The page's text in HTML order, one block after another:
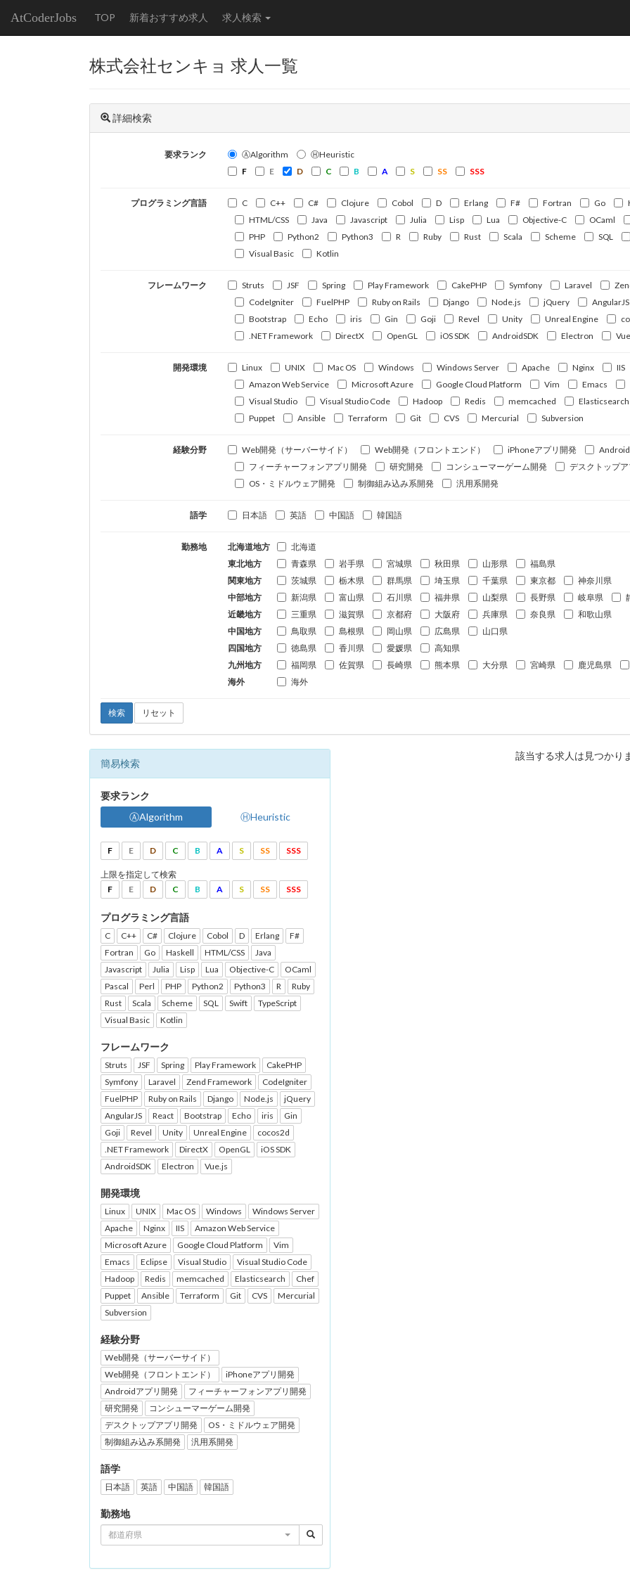
AtCoderJobs TOP 新着おすすめ求人 求人検索
株式会社センキョ 求人一覧
詳細検索
要求ランク ⒶAlgorithm
ⒽHeuristic
F
E D C B A S SS SSS
プログラミング言語 C C++ C# Clojure Cobol D Erlang F# Fortran Go
HTML/CSS
Java Javascript Julia Lisp Lua Objective-C OCaml
PHP
Python2 Python3 R Ruby Rust Scala Scheme SQL
Visual Basic
Kotlin
フレームワーク Struts JSF Spring Play Framework CakePHP Symfony Laravel
CodeIgniter
FuelPHP Ruby on Rails Django Node.js jQuery AngularJS
Bootstrap
Echo iris Gin Goji Revel Unity Unreal Engine
.NET Framework
DirectX OpenGL iOS SDK AndroidSDK Electron
開発環境 Linux UNIX Mac OS Windows Windows Server Apache Nginx
IIS
Amazon Web Service
Microsoft Azure Google Cloud Platform Vim Emacs
Visual Studio
Visual Studio Code Hadoop Redis memcached Elasticsearch
Puppet
Ansible Terraform Git CVS Mercurial Subversion
経験分野 Web開発（サーバーサイド） Web開発（フロントエンド） iPhoneアプリ開発
フィーチャーフォンアプリ開発
研究開発 コンシューマーゲーム開発
デスクトップ
OS・ミドルウェア開発
制御組み込み系開発 汎用系開発
語学 日本語 英語 中国語 韓国語
勤務地 北海道地方
北海道
東北地方
青森県 岩手県 宮城県 秋田県 山形県
福島県
関東地方
茨城県 栃木県 群馬県 埼玉県 千葉県 東京都
神奈川県
中部地方
新潟県 富山県 石川県 福井県 山梨県 長野県 岐阜県
近畿地方
三重県 滋賀県 京都府 大阪府 兵庫県 奈良県
和歌山県
中国地方
鳥取県 島根県 岡山県 広島県
山口県
四国地方
徳島県 香川県 愛媛県
高知県
九州地方
福岡県 佐賀県 長崎県 熊本県 大分県 宮崎県 鹿児島県
海外
海外
検索 リセット
簡易検索
要求ランク
ⒶAlgorithm
ⒽHeuristic
F E D C B A S SS SSS
上限を指定して検索
F
E D C B A S SS SSS
プログラミング言語
C C++ C# Clojure Cobol D Erlang
F#
Fortran
Go Haskell HTML/CSS
Java
Javascript
Julia Lisp Lua Objective-C
OCaml
Pascal
Perl PHP Python2 Python3 R
Ruby
Rust
Scala Scheme SQL Swift
TypeScript
Visual Basic
Kotlin
フレームワーク
Struts JSF Spring Play Framework
CakePHP
Symfony
Laravel Zend Framework
CodeIgniter
FuelPHP
Ruby on Rails Django Node.js
jQuery
AngularJS
React Bootstrap Echo iris
Gin
Goji
Revel Unity Unreal Engine
cocos2d
.NET Framework
DirectX OpenGL
iOS SDK
AndroidSDK
Electron Vue.js
開発環境
Linux UNIX Mac OS Windows
Windows Server
Apache
Nginx IIS
Amazon Web Service
Microsoft Azure
Google Cloud Platform
Vim
Emacs
Eclipse Visual Studio
Visual Studio Code
Hadoop
Redis memcached Elasticsearch
Chef
Puppet
Ansible Terraform Git CVS
Mercurial
Subversion
経験分野
Web開発（サーバーサイド）
Web開発（フロントエンド）
iPhoneアプリ開発
Androidアプリ開発
フィーチャーフォンアプリ開発
研究開発
コンシューマーゲーム開発
デスクトップアプリ開発
OS・ミドルウェア開発
制御組み込み系開発
汎用系開発
語学
日本語 英語 中国語 韓国語
勤務地
都道府県
該当する求人は見つかり